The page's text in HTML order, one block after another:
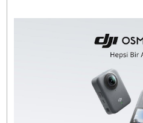
Elleriniz doluyken bile
başlatma** özelliği;
**HorizonSteady** ve
zorlu koşullarda bile
çekimlerinizi profesyonel